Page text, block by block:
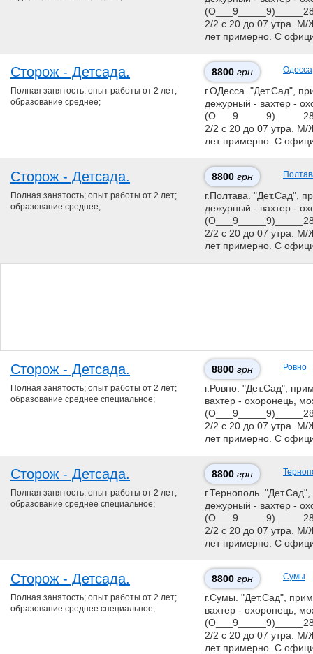
2/2 с 20 до 07 утра. М/
лет примерно. С
Сторож - Детсада. 8800 грн Одесса
Полная занятость; опыт работы от 2 лет;
образование среднее;
г.ОДесса. "Дет.Сад",
дежурный - вахтер -
2/2 с 20 до 07 утра. М/
лет примерно. С
Сторож - Детсада. 8800 грн
Полная занятость; опыт работы от 2 лет;
образование среднее;
г.Полтава. "Дет.Сад",
дежурный - вахтер -
2/2 с 20 до 07 утра. М/
лет примерно. С
Сторож - Детсада. 8800 грн Ровно
Полная занятость; опыт работы от 2 лет;
образование среднее специальное;
г.Ровно. "Дет.Сад",
вахтер - охоронець,
2/2 с 20 до 07 утра. М/
лет примерно. С
Сторож - Детсада. 8800 грн
Полная занятость; опыт работы от 2 лет;
образование среднее специальное;
г.Тернополь.
дежурный - вахтер -
2/2 с 20 до 07 утра. М/
лет примерно. С
Сторож - Детсада. 8800 грн Сумы
Полная занятость; опыт работы от 2 лет;
образование среднее специальное;
г.Сумы. "Дет.Сад",
вахтер - охоронець,
2/2 с 20 до 07 утра. М/
лет примерно. С